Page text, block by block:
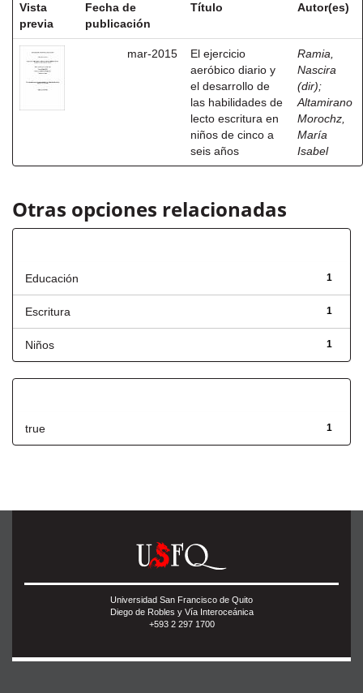
Vista
previa
Fecha de
publicación
Título Autor(es)
mar-2015
El ejercicio
aeróbico diario y
el desarrollo de
las habilidades de
lecto escritura en
niños de cinco a
seis años
Ramia,
Nascira
(dir);
Altamirano
Morochz,
María
Isabel
Otras opciones relacionadas
1
Educación
1
Escritura
1
Niños
1
true
Universidad San Francisco de Quito
Diego de Robles y Vía Interoceánica
+593 2 297 1700